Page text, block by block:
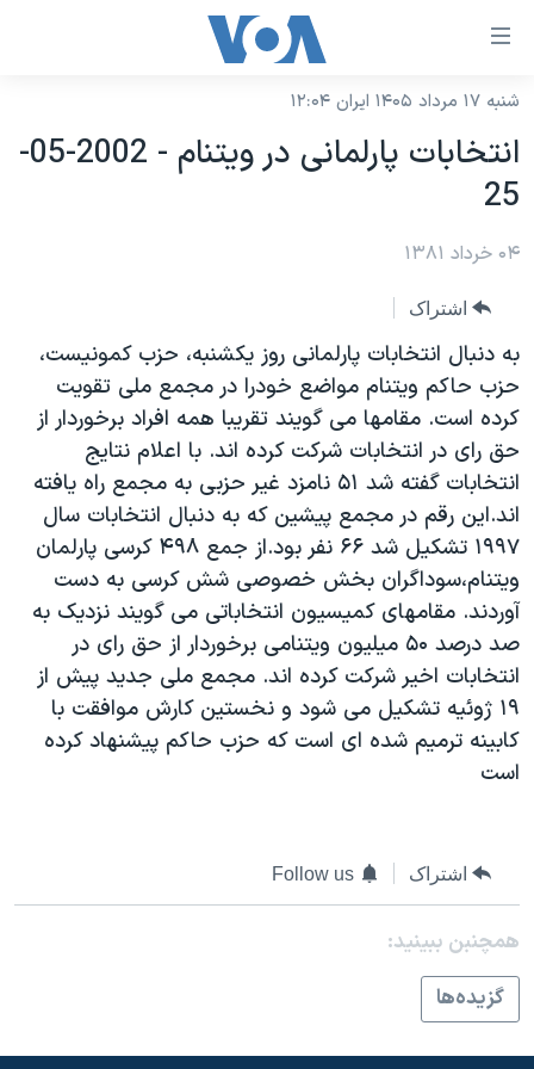
لینکهای
دسترسی
جهش
به
محتوای
اصلی
اصلی
جهش
جستجو
نسخه سبک وب‌سایت
موضوع ها
ایران
آمریکا
جهان
ورزشی
گزیده‌ها
ویژه برنامه‌ها
ویدیوها
فرهنگ و زندگی
حقوق شهروندی
اقتصادی
علم و فناوری
اسرائیل در جنگ
گالری عکس
برنامه های تلویزیونی
جدول برنامه ها
صفحه‌های ویژه
جام جهانی ۲۰۲۶
عملیات خشم حماسی
۲۵۰سالگی آمریکا
بایگانی برنامه‌های تلویزیونی
مستندها
انتخابات ریاست جمهوری آمریکا ۲۰۲۴
حمله جمهوری اسلامی به اسرائیل
رمز مهسا
ورزش زنان در ایران
اعتراضات زن، زندگی، آزادی
دادگاه حمید نوری
چهل سال گروگان‌گیری
قانون شفافیت دارائی کادر رهبری ایران
فرکانس‌های صدای آمریکا
پخش رادیویی
یادگیری زبان انگلیسی
دنبال کنید
زبانهای مختلف
شنبه ۱۷ مرداد ۱۴۰۵ ایران ۱۲:۰۴
انتخابات پارلمانی در ويتنام - 2002-05-
25
۰۴ خرداد ۱۳۸۱
اشتراک
به دنبال انتخابات پارلمانی روز يکشنبه، حزب کمونيست،
حزب حاکم ويتنام مواضع خودرا در مجمع ملی تقويت
کرده است. مقامها می گويند تقريبا همه افراد برخوردار از
حق رای در انتخابات شرکت کرده اند. با اعلام نتايج
انتخابات گفته شد ۵۱ نامزد غير حزبی به مجمع راه يافته
اند.اين رقم در مجمع پيشين که به دنبال انتخابات سال
۱۹۹۷ تشکيل شد ۶۶ نفر بود.از جمع ۴۹۸ کرسی پارلمان
ويتنام،سوداگران بخش خصوصی شش کرسی به دست
آوردند. مقامهای کميسيون انتخاباتی می گويند نزديک به
صد درصد ۵۰ ميليون ويتنامی برخوردار از حق رای در
انتخابات اخير شرکت کرده اند. مجمع ملی جديد پيش از
۱۹ ژوئيه تشکيل می شود و نخستين کارش موافقت با
کابينه ترميم شده ای است که حزب حاکم پيشنهاد کرده
است
اشتراک Follow us
همچنبن ببینید:
گزيده‌ها